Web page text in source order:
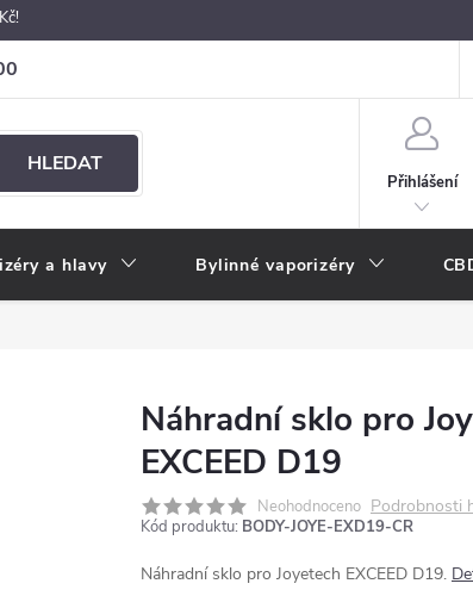
Vše
HLEDAT
Přihlášení
a hlavy Bylinné vaporizéry
Náhradní sklo pro
EXCEED D19
Neohodnoceno Podrobnosti
Kód produktu: BODY-JOYE-EXD19-CR
Náhradní sklo pro Joyetech EXCEED D19.